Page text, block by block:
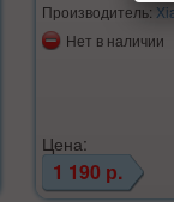
Производитель:
Нет в наличии
Цена:
1 190 р.